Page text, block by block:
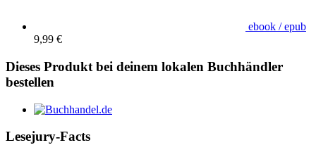
ebook / epub
9,99 €
Dieses Produkt bei deinem lokalen Buchhändler
bestellen
Lesejury-Facts